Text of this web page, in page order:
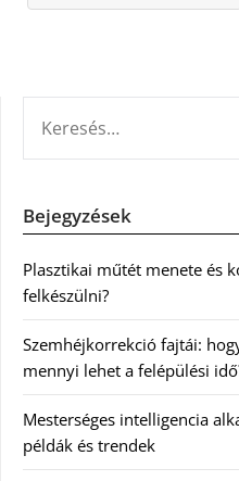
Bejegyzések
Plasztikai műtét menete és
felkészülni?
Szemhéjkorrekció fajtái:
mennyi lehet a felépülési
Mesterséges intelligencia
példák és trendek